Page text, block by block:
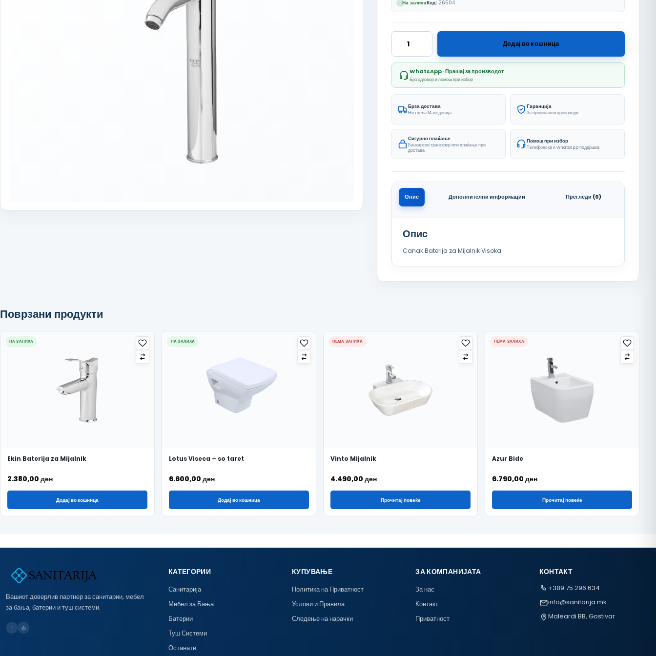
На залихаКод:26504
Canak Baterija za Mijalnik Visoka количина
Додај во кошница
WhatsApp · Прашај за производот
Брз одговор и помош при избор
Брза достава
Низ цела Македонија
Гаранција
За оригинални производи
Сигурно плаќање
Банкарски трансфер или плаќање при
достава
Помош при избор
Телефонска и WhatsApp поддршка
Опис Дополнителни информации Прегледи (0)
Опис
Canak Baterija za Mijalnik Visoka
Поврзани продукти
НА ЗАЛИХА
Ekin Baterija za Mijalnik
2.380,00 ден
Додај во кошница
НА ЗАЛИХА
Lotus Viseca – so taret
6.600,00 ден
Додај во кошница
НЕМА ЗАЛИХА
Vinto Mijalnik
4.490,00 ден
Прочитај повеќе
НЕМА ЗАЛИХА
Azur Bide
6.790,00 ден
Прочитај повеќе
Вашиот доверлив партнер за санитарии, мебел
за бања, батерии и туш системи.
f ◎
КАТЕГОРИИ
Санитарија
Мебел за Бања
Батерии
Туш Системи
Останати
КУПУВАЊЕ
Политика на Приватност
Услови и Правила
Следење на нарачки
ЗА КОМПАНИЈАТА
За нас
Контакт
Приватност
КОНТАКТ
+389 75 296 634
info@sanitarija.mk
Maleardi BB, Gostivar